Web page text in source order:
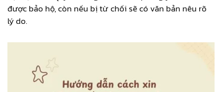
được bảo hộ, còn nếu bị từ chối sẽ có văn bản nêu rõ
lý do.